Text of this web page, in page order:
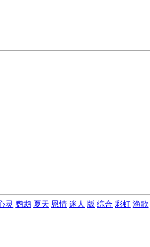
灵 鹦鹉 夏天 恩情 迷人 版 综合 彩虹 渔歌